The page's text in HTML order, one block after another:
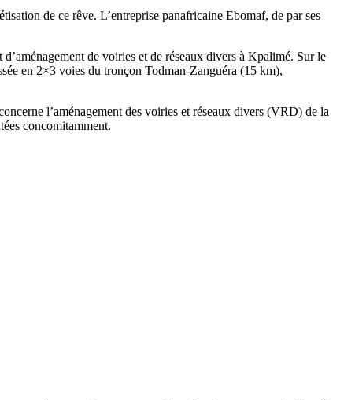
de ce rêve. L’entreprise panafricaine Ebomaf, de par ses
de voiries et de réseaux divers à Kpalimé. Sur le
en 2×3 voies du tronçon Todman-Zanguéra (15 km),
l’aménagement des voiries et réseaux divers (VRD) de la
concomitamment.